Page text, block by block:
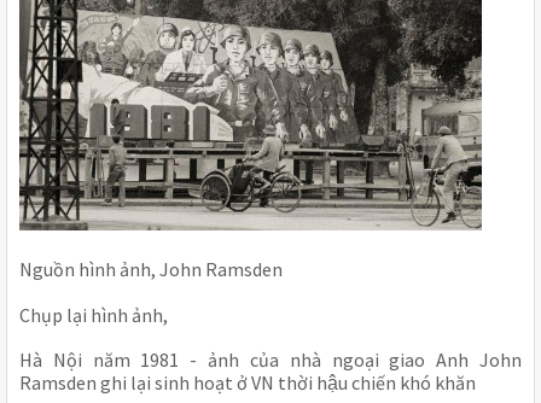
Nguồn hình ảnh, John Ramsden
Chụp lại hình ảnh,
Hà Nội năm 1981 - ảnh của nhà ngoại giao Anh John
Ramsden ghi lại sinh hoạt ở VN thời hậu chiến khó khăn